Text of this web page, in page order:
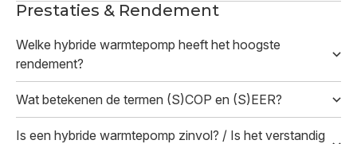
Prestaties & Rendement
Welke hybride warmtepomp heeft het hoogste
rendement?
Wat betekenen de termen (S)COP en (S)EER?
Is een hybride warmtepomp zinvol? / Is het verstandig